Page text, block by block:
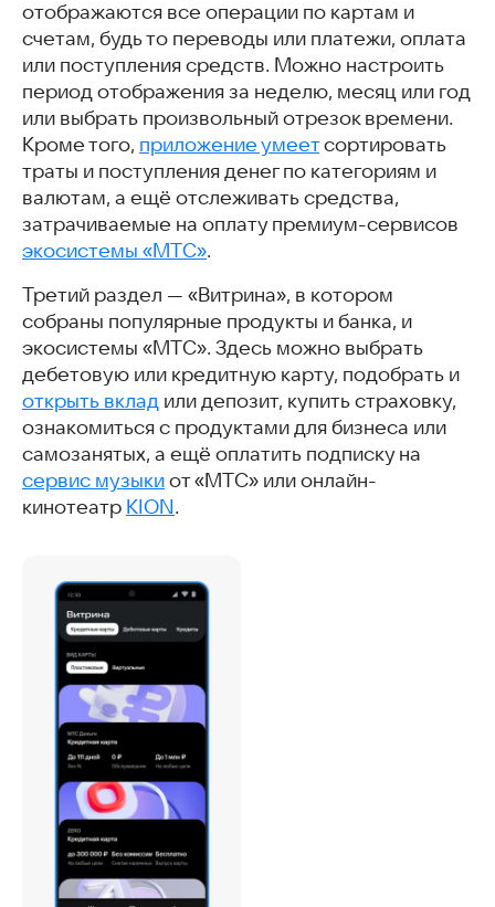
отображаются все операции по картам и
счетам, будь то переводы или платежи, оплата
или поступления средств. Можно настроить
период отображения за неделю, месяц или год
или выбрать произвольный отрезок времени.
Кроме того, приложение умеетсортировать
траты и поступления денег по категориям и
валютам, а ещё отслеживать средства,
затрачиваемые на оплату премиум-сервисов
экосистемы «МТС».
Третий раздел — «Витрина», в котором
собраны популярные продукты и банка, и
экосистемы «МТС». Здесь можно выбрать
дебетовую или кредитную карту, подобрать и
открыть вклад или депозит, купить страховку,
ознакомиться с продуктами для бизнеса или
самозанятых, а ещё оплатить подписку на
сервис музыки от «МТС» или онлайн-
кинотеатр KION .